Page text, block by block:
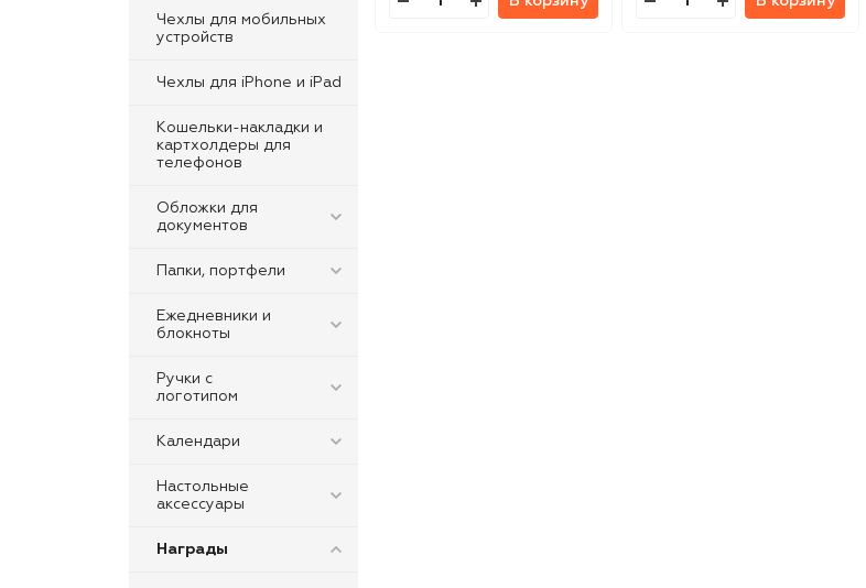
Чехлы для мобильных
устройств
Чехлы для iPhone и iPad
Кошельки-накладки и
картхолдеры для
телефонов
Обложки для
документов
Папки, портфели
Ежедневники и
блокноты
Ручки с
логотипом
Календари
Настольные
аксессуары
Награды